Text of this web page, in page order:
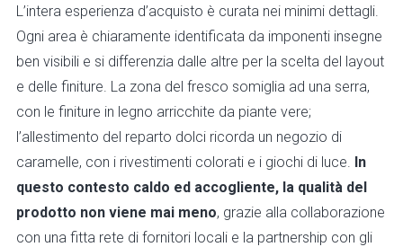
L’intera esperienza d’acquisto è curata nei minimi dettagli.
Ogni area è chiaramente identificata da imponenti insegne
ben visibili e si differenzia dalle altre per la scelta del layout
e delle finiture. La zona del fresco somiglia ad una serra,
con le finiture in legno arricchite da piante vere;
l’allestimento del reparto dolci ricorda un negozio di
caramelle, con i rivestimenti colorati e i giochi di luce. In
questo contesto caldo ed accogliente, la qualità del
prodotto non viene mai meno, grazie alla collaborazione
con una fitta rete di fornitori locali e la partnership con gli